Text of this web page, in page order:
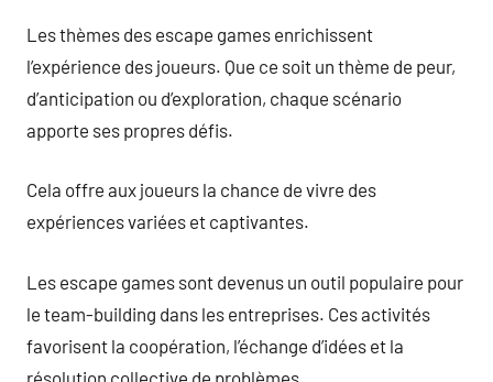
Les thèmes des escape games enrichissent
l’expérience des joueurs. Que ce soit un thème de peur,
d’anticipation ou d’exploration, chaque scénario
apporte ses propres défis.
Cela offre aux joueurs la chance de vivre des
expériences variées et captivantes.
Les escape games sont devenus un outil populaire pour
le team-building dans les entreprises. Ces activités
favorisent la coopération, l’échange d’idées et la
résolution collective de problèmes.